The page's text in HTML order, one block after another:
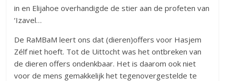
in en Elijahoe overhandigde de stier aan de profeten van
‘Izavel…
De RaMBaM leert ons dat (dieren)offers voor Hasjem
Zélf niet hoeft. Tot de Uittocht was het ontbreken van
de dieren offers ondenkbaar. Het is daarom ook niet
voor de mens gemakkelijk het tegenovergestelde te